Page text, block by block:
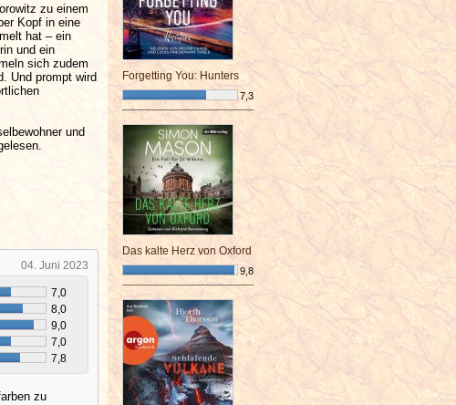
zu einem
Kopf in eine
hat – ein
und ein
sich zudem
Und prompt wird
und
04. Juni 2023
7,0
8,0
9,0
7,0
7,8
zu
Forgetting You: Hunters
7,3
¯¯¯¯¯¯¯¯¯¯¯¯¯¯¯¯¯¯¯¯¯¯¯¯
Das kalte Herz von Oxford
9,8
¯¯¯¯¯¯¯¯¯¯¯¯¯¯¯¯¯¯¯¯¯¯¯¯